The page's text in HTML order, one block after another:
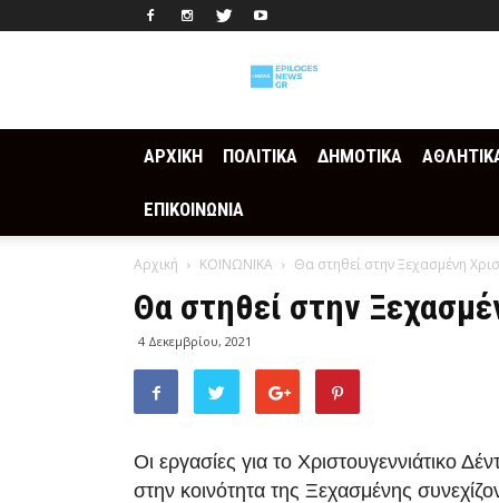
ΑΡΧΙΚΗ ΠΟΛΙΤΙΚΑ ΔΗΜΟΤΙΚΑ
ΕΠΙΚΟΙΝΩΝΙΑ
Αρχική ΚΟΙΝΩΝΙΚΑ Θα στηθεί στην Ξεχασμένη
Θα στηθεί στην
4 Δεκεμβρίου, 2021
Οι εργασίες για το Χριστουγεννιάτικο
στην κοινότητα της Ξεχασμένης